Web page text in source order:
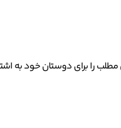
را برای دوستان خود به